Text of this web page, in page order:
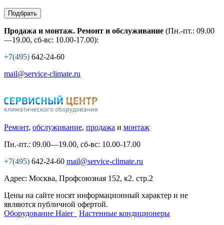
Подбрать
Продажа и монтаж. Ремонт и обслуживание (Пн.-пт.: 09.00
—19.00, сб-вс: 10.00-17.00):
+7(495) 642-24-60
mail@service-climate.ru
Ремонт, обслуживание, продажа и монтаж
Пн.-пт.: 09.00—19.00, сб-вс: 10.00-17.00
+7(495) 642-24-60 mail@service-climate.ru
Адрес: Москва, Профсоюзная 152, к2. стр.2
Цены на сайте носят информационный характер и не
являются публичной офертой.
Оборудование Haier
Настенные кондиционеры